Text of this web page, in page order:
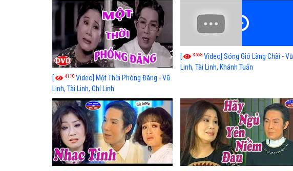
[ 4110 Video] Một Thời Phóng Đãng - Vũ
Linh, Tài Linh, Chí Linh
[ 3658 Video] Sóng Gió Làng Chài - Vũ
Linh, Tài Linh, Khánh Tuấn